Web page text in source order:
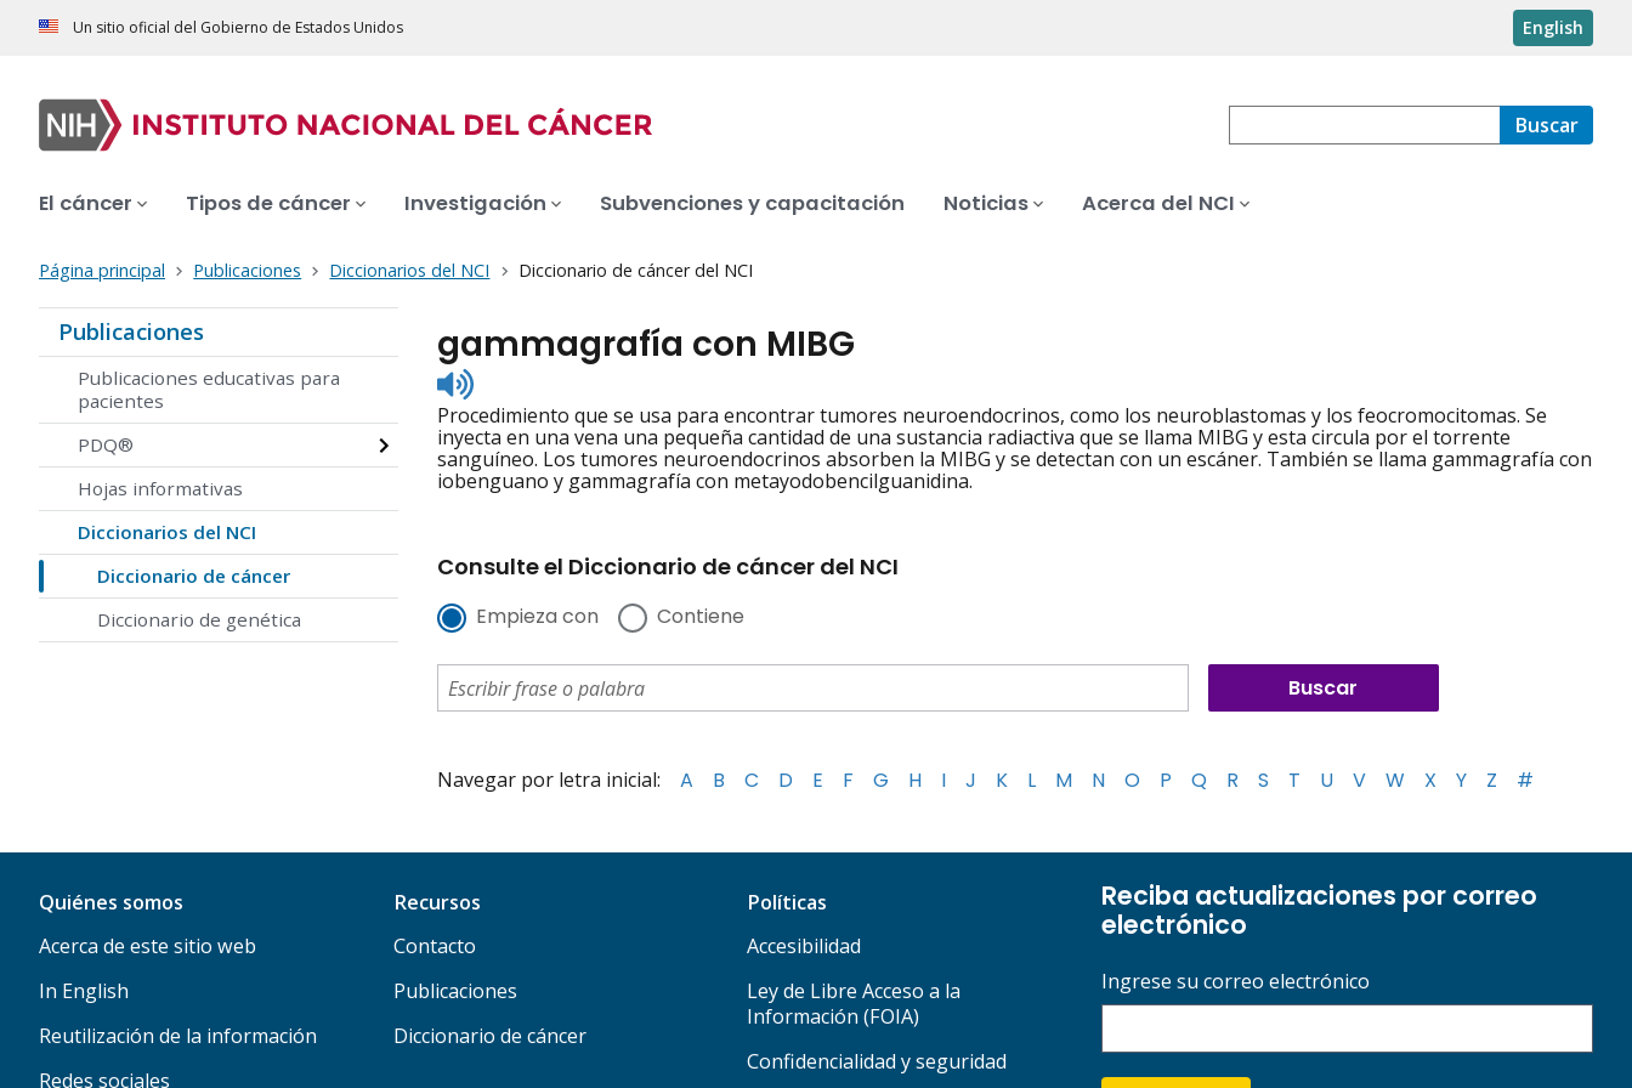
Un sitio oficial del Gobierno de Estados Unidos English
Buscar
El cáncer Tipos de cáncer Investigación Subvenciones y capacitación Noticias Acerca del NCI
Página principal Publicaciones Diccionarios del NCI Diccionario de cáncer del NCI
Publicaciones
Publicaciones educativas para
pacientes
PDQ®
Hojas informativas
Diccionarios del NCI
Diccionario de cáncer
Diccionario de genética
gammagrafía con MIBG
Listen
to
pronunciation
Procedimiento que se usa para encontrar tumores neuroendocrinos, como los neuroblastomas y los feocromocitomas. Se
inyecta en una vena una pequeña cantidad de una sustancia radiactiva que se llama MIBG y esta circula por el torrente
sanguíneo. Los tumores neuroendocrinos absorben la MIBG y se detectan con un escáner. También se llama gammagrafía con
iobenguano y gammagrafía con metayodobencilguanidina.
Consulte el Diccionario de cáncer del NCI
Empieza con Contiene
Navegar por letra inicial: A B C D E F G H I J K L M N O P Q R S T U V W X Y Z #
Quiénes somos
Acerca de este sitio web
In English
Reutilización de la información
Redes sociales
Recursos
Contacto
Publicaciones
Diccionario de cáncer
Políticas
Accesibilidad
Ley de Libre Acceso a la
Información (FOIA)
Confidencialidad y seguridad
Reciba actualizaciones por correo
electrónico
Ingrese su correo electrónico